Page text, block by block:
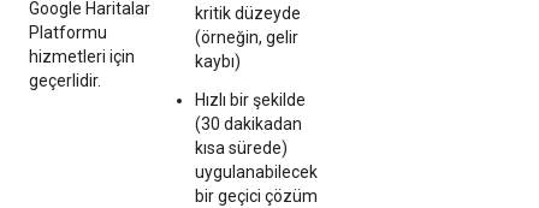
Google Haritalar
Platformu
hizmetleri için
geçerlidir.
kritik düzeyde
(örneğin, gelir
kaybı)
Hızlı bir şekilde
(30 dakikadan
kısa sürede)
uygulanabilecek
bir geçici çözüm